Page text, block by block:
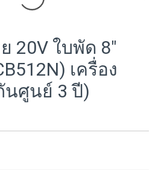
20V ใบพัด 8"
เครื่อง
นศูนย์ 3 ปี)